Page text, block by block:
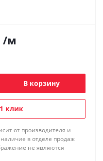
/м
В корзину
клик
от производителя и
в отделе продаж
не являются